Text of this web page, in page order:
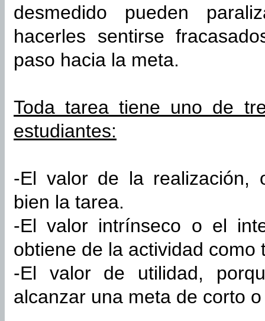
desmedido pueden
hacerles sentirse
paso hacia la meta.
Toda tarea tiene uno de
estudiantes:
-El valor de la realización,
bien la tarea.
-El valor intrínseco o el
obtiene de la actividad como
-El valor de utilidad,
alcanzar una meta de corto